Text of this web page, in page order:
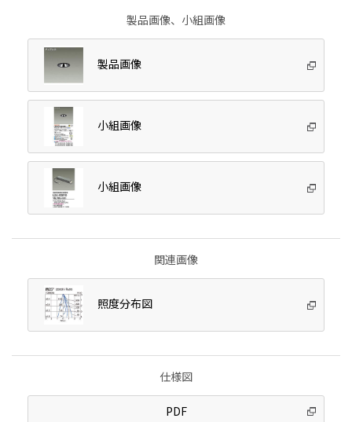
製品画像、小組画像
製品画像
小組画像
小組画像
関連画像
照度分布図
仕様図
PDF